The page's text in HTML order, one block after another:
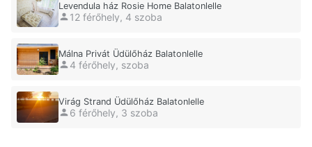
Levendula ház Rosie Home Balatonlelle
12 férőhely, 4 szoba
Málna Privát Üdülőház Balatonlelle
4 férőhely, szoba
Virág Strand Üdülőház Balatonlelle
6 férőhely, 3 szoba